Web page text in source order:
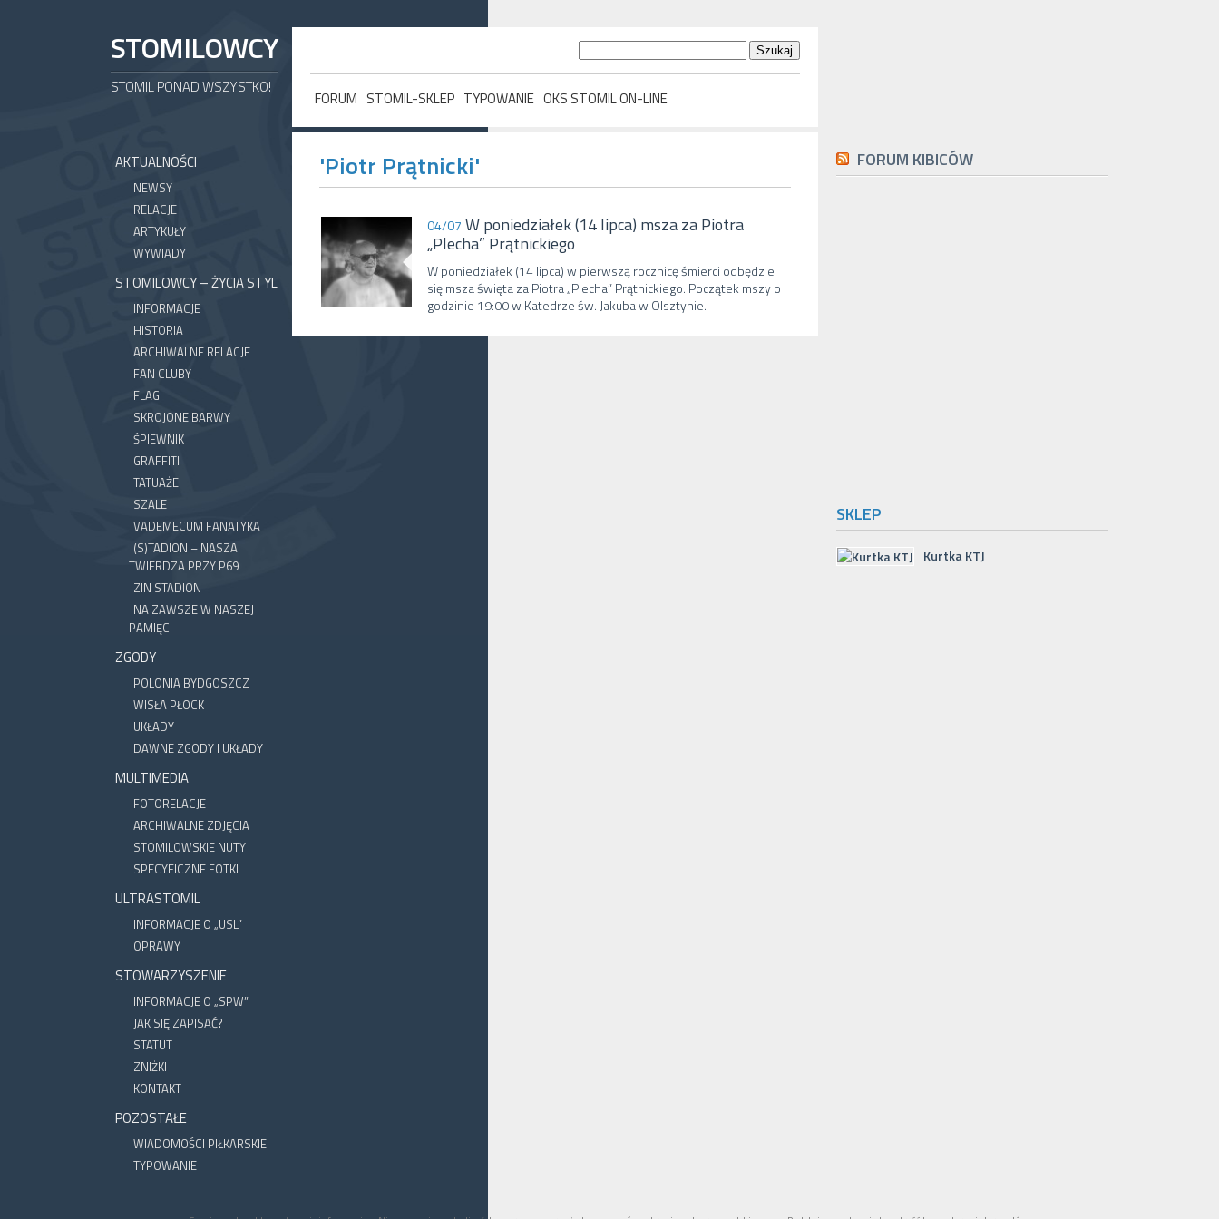
STOMILOWCY
STOMIL PONAD WSZYSTKO!
FORUM STOMIL-SKLEP TYPOWANIE OKS STOMIL ON-LINE
AKTUALNOŚCI
NEWSY
RELACJE
ARTYKUŁY
WYWIADY
STOMILOWCY – ŻYCIA STYL
INFORMACJE
HISTORIA
ARCHIWALNE RELACJE
FAN CLUBY
FLAGI
SKROJONE BARWY
ŚPIEWNIK
GRAFFITI
TATUAŻE
SZALE
VADEMECUM FANATYKA
(S)TADION – NASZA
TWIERDZA PRZY P69
ZIN STADION
NA ZAWSZE W NASZEJ
PAMIĘCI
ZGODY
POLONIA BYDGOSZCZ
WISŁA PŁOCK
UKŁADY
DAWNE ZGODY I UKŁADY
MULTIMEDIA
FOTORELACJE
ARCHIWALNE ZDJĘCIA
STOMILOWSKIE NUTY
SPECYFICZNE FOTKI
ULTRASTOMIL
INFORMACJE O „USL”
OPRAWY
STOWARZYSZENIE
INFORMACJE O „SPW”
JAK SIĘ ZAPISAĆ?
STATUT
ZNIŻKI
KONTAKT
POZOSTAŁE
WIADOMOŚCI PIŁKARSKIE
TYPOWANIE
'Piotr Prątnicki'
04/07 W poniedziałek (14 lipca) msza za Piotra
„Plecha” Prątnickiego
W poniedziałek (14 lipca) w pierwszą rocznicę śmierci odbędzie
się msza święta za Piotra „Plecha” Prątnickiego. Początek mszy o
godzinie 19:00 w Katedrze św. Jakuba w Olsztynie.
FORUM KIBICÓW
SKLEP
Kurtka KTJ